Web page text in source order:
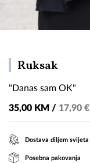
Ruksak"Danas
OK"
"Danas sam OK"
35,00 KM / 17,90 €
Dostava diljem svijeta
Posebna pakovanja